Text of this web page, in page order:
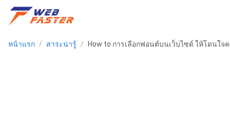
หน้าแรก / สาระน่ารู้ / How to การเลือกฟอนต์บนเว็บไซต์ ให้โดนใ